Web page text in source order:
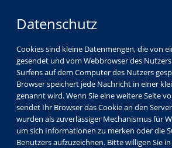
Datenschutz
Cookies sind kleine Datenmengen, die von
gesendet und vom Webbrowser des
Surfens auf dem Computer des Nutzers
Browser speichert jede Nachricht in einer
genannt wird. Wenn Sie eine weitere Seite
sendet Ihr Browser das Cookie an den
wurden als zuverlässiger Mechanismus für
um sich Informationen zu merken oder die
Benutzers aufzuzeichnen. Bitte willigen Sie